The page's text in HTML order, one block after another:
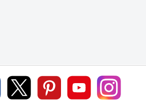
Lorenz
Leserservice
Lorenz
Leserservice
Lorenz
Leserservice
Lorenz
Leserservice
Lorenz